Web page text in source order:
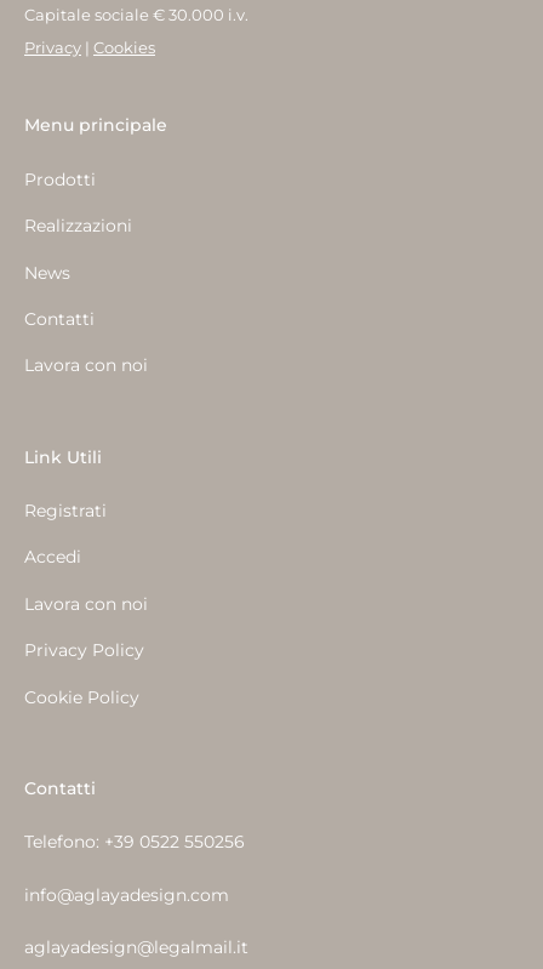
Capitale sociale € 30.000 i.v.
Privacy | Cookies
Menu principale
Prodotti
Realizzazioni
News
Contatti
Lavora con noi
Link Utili
Registrati
Accedi
Lavora con noi
Privacy Policy
Cookie Policy
Contatti
Telefono: +39 0522 550256
info@aglayadesign.com
aglayadesign@legalmail.it